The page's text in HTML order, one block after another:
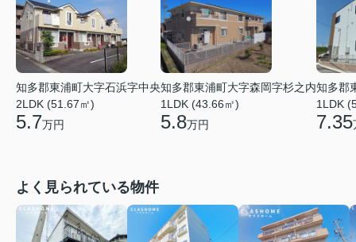
知多郡東浦町大字石浜字中央
2LDK (51.67㎡)
5.7万円
知多郡東浦町大字森岡字杉之内
1LDK (43.66㎡)
5.8万円
知多郡
1LDK
7.35
よく見られている物件